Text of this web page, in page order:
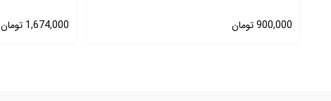
900,000تومان 1,674,000 تومان